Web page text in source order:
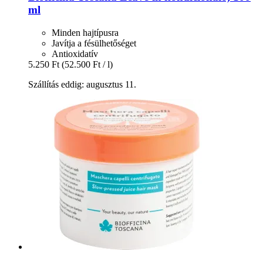
ml
Minden hajtípusra
Javítja a fésülhetőséget
Antioxidatív
5.250 Ft (52.500 Ft / l)
Szállítás eddig: augusztus 11.